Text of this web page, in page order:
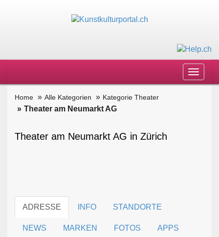
Toggle
Home Alle Kategorien Kategorie Theater
Theater am Neumarkt AG
Theater am Neumarkt AG in Zürich
ADRESSE INFO STANDORTE
NEWS MARKEN FOTOS APPS